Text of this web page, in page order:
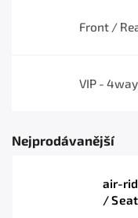
Front /
VIP - 4way
Nejprodávanější
air-
/